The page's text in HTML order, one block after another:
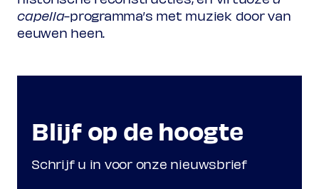
Missa ‘Mille regretz’
Agnus Dei
Gregoriaans
Gregoriaans
nobis, Domine
capella-programma’s met muziek door van
eeuwen heen.
Blijf op de hoogte
Schrijf u in voor onze nieuwsbrief